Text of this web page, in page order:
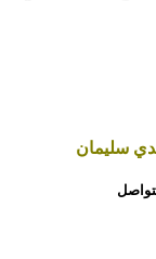
سليمان